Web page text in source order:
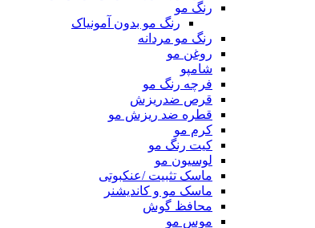
رنگ مو
رنگ مو بدون آمونیاک
رنگ مو مردانه
روغن مو
شامپو
فرچه رنگ مو
قرص ضدریزش
قطره ضد ریزش مو
کرم مو
کیت رنگ مو
لوسیون مو
ماسک تثبیت /عنکبوتی
ماسک مو و کاندیشنر
محافظ گوش
موس مو